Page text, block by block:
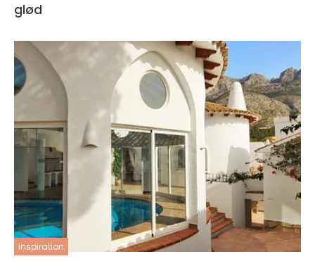
glød
inspiration